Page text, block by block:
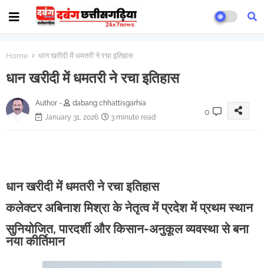
Home धान खरीदी में धमतरी ने रचा इतिहास
धान खरीदी में धमतरी ने रचा इतिहास
Author -
dabang chhattisgarhia
January 31, 2026
3 minute read
0
धान खरीदी में धमतरी ने रचा इतिहास
कलेक्टर अबिनाश मिश्रा के नेतृत्व में प्रदेश में प्रथम स्थान
सुनियोजित, पारदर्शी और किसान-अनुकूल व्यवस्था से बना
नया कीर्तिमान